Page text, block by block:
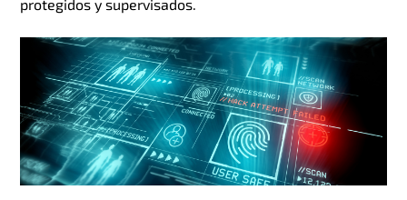
protegidos y supervisados.